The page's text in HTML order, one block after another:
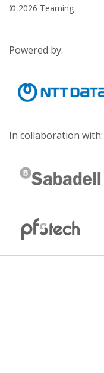
© 2026 Teaming
Powered by:
In collaboration with: